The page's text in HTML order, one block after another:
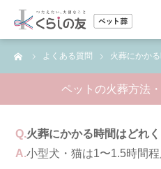
よくある質問 火葬にかか
ペットの火葬方法
Q.火葬にかかる時間はどれ
A.小型犬・猫は1〜1.5時間
トップ
葬儀の流れ